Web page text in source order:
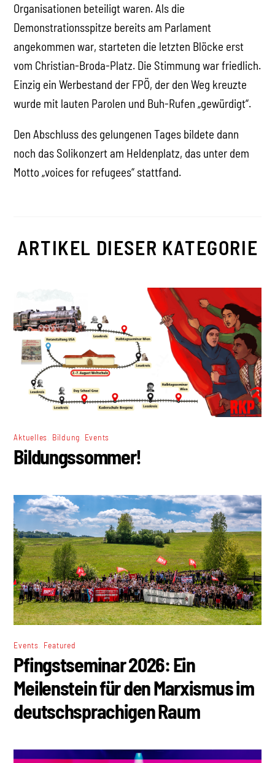
Organisationen beteiligt waren. Als die
Demonstrationsspitze bereits am Parlament
angekommen war, starteten die letzten Blöcke erst
vom Christian-Broda-Platz. Die Stimmung war friedlich.
Einzig ein Werbestand der FPÖ, der den Weg kreuzte
wurde mit lauten Parolen und Buh-Rufen „gewürdigt“.
Den Abschluss des gelungenen Tages bildete dann
noch das Solikonzert am Heldenplatz, das unter dem
Motto „voices for refugees“ stattfand.
ARTIKEL DIESER KATEGORIE
Aktuelles Bildung Events
Bildungssommer!
Events Featured
Pfingstseminar 2026: Ein
Meilenstein für den Marxismus im
deutschsprachigen Raum